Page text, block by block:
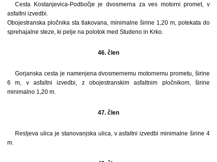
Cesta Kostanjevica-Podbočje je dvosmerna za ves motorni promet, v
asfaltni izvedbi.
Obojestranska pločnika sta tlakovana, minimalne širine 1,20 m, potekata do
sprehajalne steze, ki pelje na polotok med Studeno in Krko.
46. člen
Gorjanska cesta je namenjena dvosmernemu motornemu prometu, širine
6 m, v asfaltni izvedbi, z obojestranskim asfaltnim pločnikom, širine
minimalno 1,20 m.
47. člen
Resljeva ulica je stanovanjska ulica, v asfaltni izvedbi minimalne širine 4
m.